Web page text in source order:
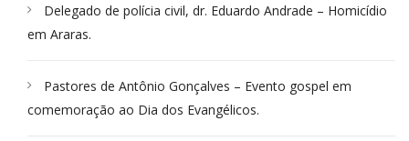
Delegado de polícia civil, dr. Eduardo Andrade – Homicídio
em Araras.
Pastores de Antônio Gonçalves – Evento gospel em
comemoração ao Dia dos Evangélicos.